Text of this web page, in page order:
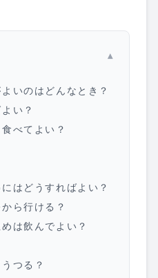
▾
いのはどんなとき？
い？
べてよい？
はどうすればよい？
ら行ける？
は飲んでよい？
つる？